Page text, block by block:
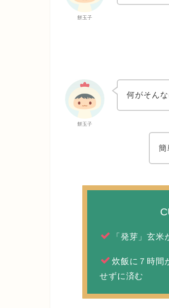
餅玉子
餅玉子
何がそん
簡
「発芽」玄
炊飯に７時間
せずに済む